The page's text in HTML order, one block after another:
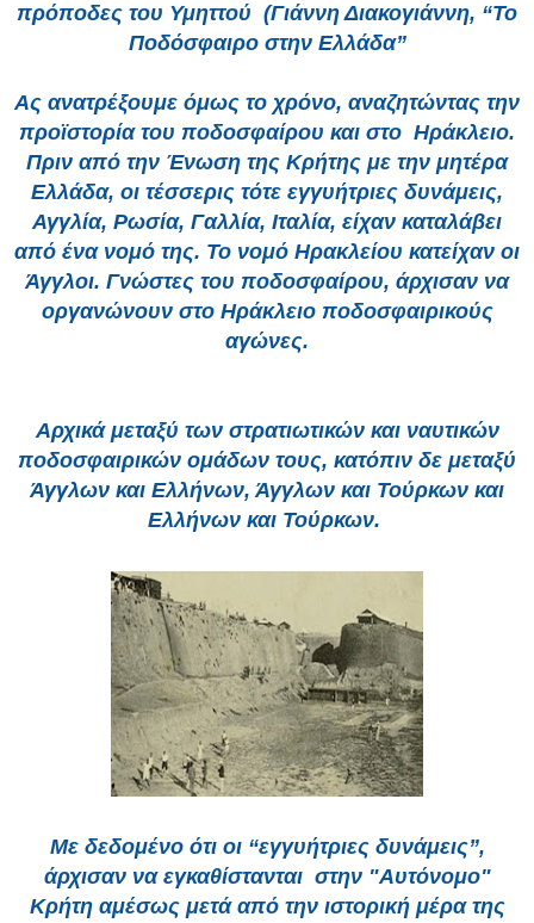
πρόποδες του Υμηττού (Γιάννη Διακογιάννη, “Το
Ποδόσφαιρο στην Ελλάδα”
Ας ανατρέξουμε όμως το χρόνο, αναζητώντας την
προϊστορία του ποδοσφαίρου και στο Ηράκλειο.
Πριν από την Ένωση της Κρήτης με την μητέρα
Ελλάδα, οι τέσσερις τότε εγγυήτριες δυνάμεις,
Αγγλία, Ρωσία, Γαλλία, Ιταλία, είχαν καταλάβει
από ένα νομό της. Το νομό Ηρακλείου κατείχαν οι
Άγγλοι. Γνώστες του ποδοσφαίρου, άρχισαν να
οργανώνουν στο Ηράκλειο ποδοσφαιρικούς
αγώνες.
Αρχικά μεταξύ των στρατιωτικών και ναυτικών
ποδοσφαιρικών ομάδων τους, κατόπιν δε μεταξύ
Άγγλων και Ελλήνων, Άγγλων και Τούρκων και
Ελλήνων και Τούρκων.
Με δεδομένο ότι οι “εγγυήτριες δυνάμεις”,
άρχισαν να εγκαθίστανται στην "Αυτόνομο"
Κρήτη αμέσως μετά από την ιστορική μέρα της